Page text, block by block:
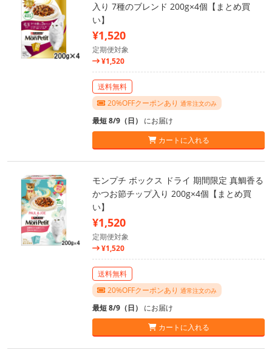
入り 7種のブレンド 200g×4個【まとめ買
い】
¥1,520
定期便対象
¥1,520
送料無料
20%OFFクーポンあり 通常注文のみ
最短 8/9（日） にお届け
カートに入れる
モンプチ ボックス ドライ 期間限定 真鯛香る
かつお節チップ入り 200g×4個【まとめ買
い】
¥1,520
定期便対象
¥1,520
送料無料
20%OFFクーポンあり 通常注文のみ
最短 8/9（日） にお届け
カートに入れる